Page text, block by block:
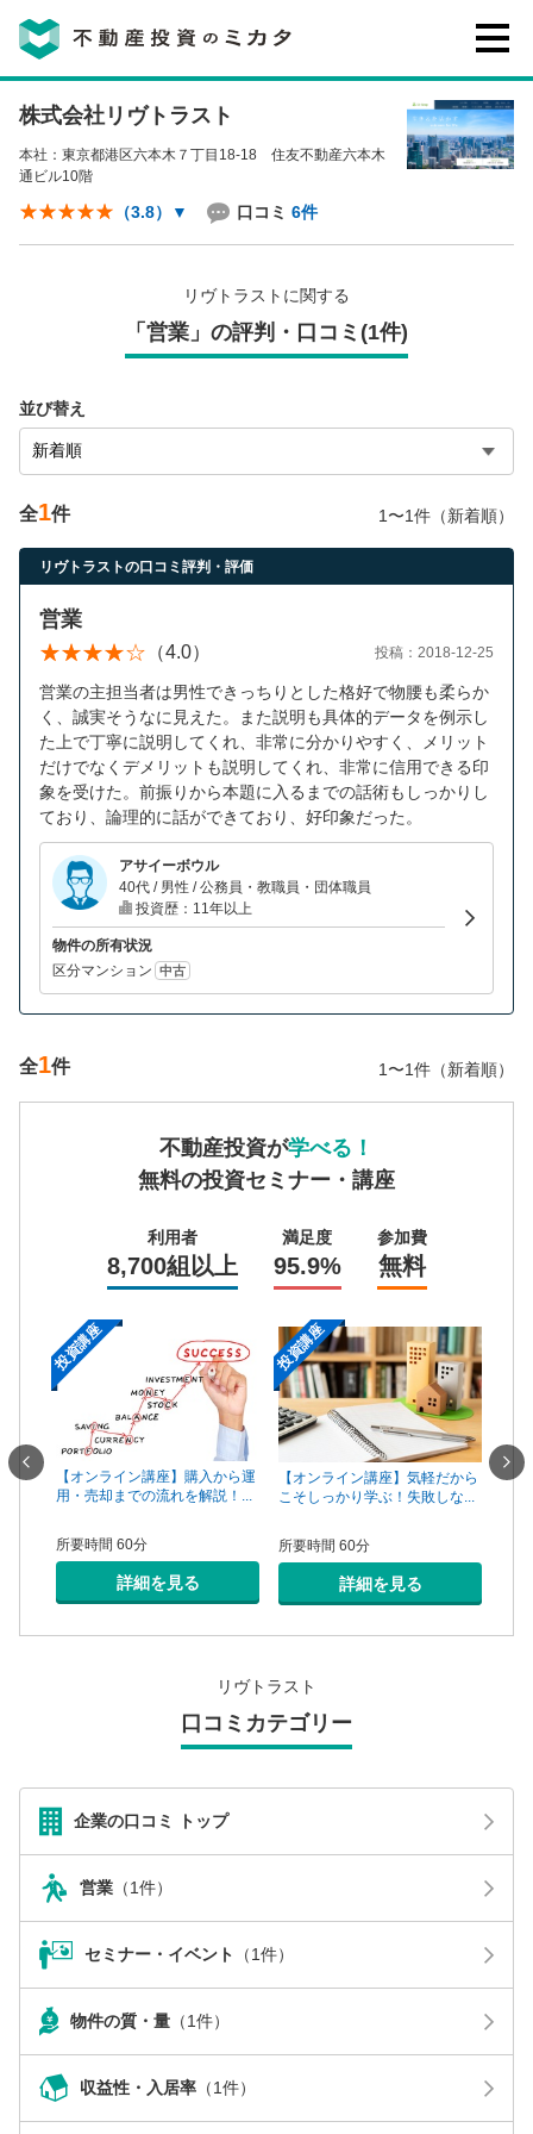
不動産投資のミカタとは
ご質問・ご予約 電話する
株式会社リヴトラスト
本社：東京都港区六本木７丁目18-18 住友不動産六本木
通ビル10階
（3.8） ▼ 口コミ 6件
リヴトラストに関する
「営業」の評判・口コミ(1件)
並び替え
全1件 1〜1件（新着順）
リヴトラストの口コミ評判・評価
営業
（4.0） 投稿：2018-12-25
営業の主担当者は男性できっちりとした格好で物腰も柔らか
く、誠実そうなに見えた。また説明も具体的データを例示し
た上で丁寧に説明してくれ、非常に分かりやすく、メリット
だけでなくデメリットも説明してくれ、非常に信用できる印
象を受けた。前振りから本題に入るまでの話術もしっかりし
ており、論理的に話ができており、好印象だった。
アサイーボウル
40代 / 男性 / 公務員・教職員・団体職員
投資歴：11年以上
物件の所有状況
区分マンション 中古
全1件 1〜1件（新着順）
不動産投資が学べる！
無料の投資セミナー・講座
利用者
8,700組以上
満足度
95.9%
参加費
無料
手は
投資講座
【オンライン講座】購入から運
用・売却までの流れを解説！...
所要時間 60分
詳細を見る
投資講座
【オンライン講座】気軽だから
こそしっかり学ぶ！失敗しな...
所要時間 60分
詳細を見る
【オ
リヴトラスト
口コミカテゴリー
企業の口コミ トップ
営業 （1件）
セミナー・イベント （1件）
物件の質・量 （1件）
収益性・入居率 （1件）